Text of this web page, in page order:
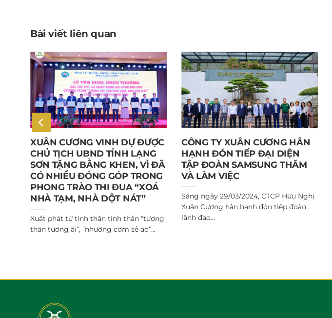
Bài viết liên quan
XUÂN CƯƠNG VINH DỰ ĐƯỢC
CHỦ TỊCH UBND TỈNH LẠNG
SƠN TẶNG BẰNG KHEN, VÌ ĐÃ
CÓ NHIỀU ĐÓNG GÓP TRONG
PHONG TRÀO THI ĐUA “XOÁ
NHÀ TẠM, NHÀ DỘT NÁT”
Xuất phát từ tinh thần tinh thần “tương
thân tương ái”, “nhường cơm sẻ áo”...
CÔNG TY XUÂN CƯƠNG HÂN
HẠNH ĐÓN TIẾP ĐẠI DIỆN
TẬP ĐOÀN SAMSUNG THĂM
VÀ LÀM VIỆC
Sáng ngày 29/03/2024, CTCP Hữu Nghị
Xuân Cương hân hạnh đón tiếp đoàn
lãnh đạo...